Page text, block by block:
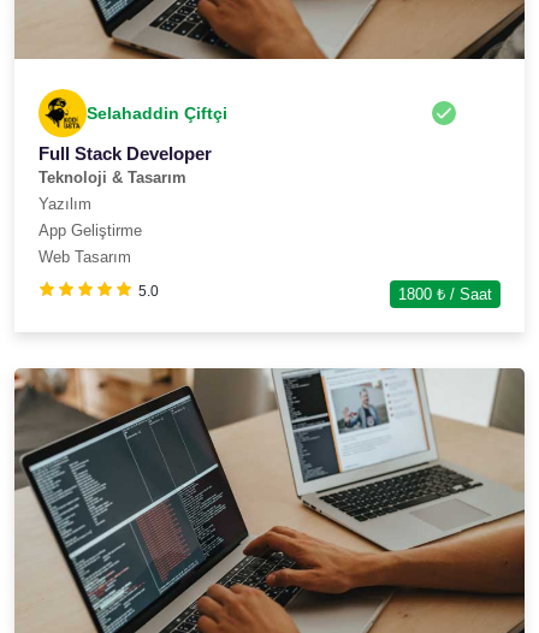
Selahaddin Çiftçi
Full Stack Developer
Teknoloji & Tasarım
Yazılım
App Geliştirme
Web Tasarım
5.0 1800 ₺ / Saat